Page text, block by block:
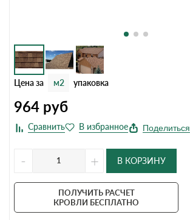
Цена за м2 упаковка
964 руб
Поделиться
- + В КОРЗИНУ
ПОЛУЧИТЬ РАСЧЕТ
КРОВЛИ БЕСПЛАТНО